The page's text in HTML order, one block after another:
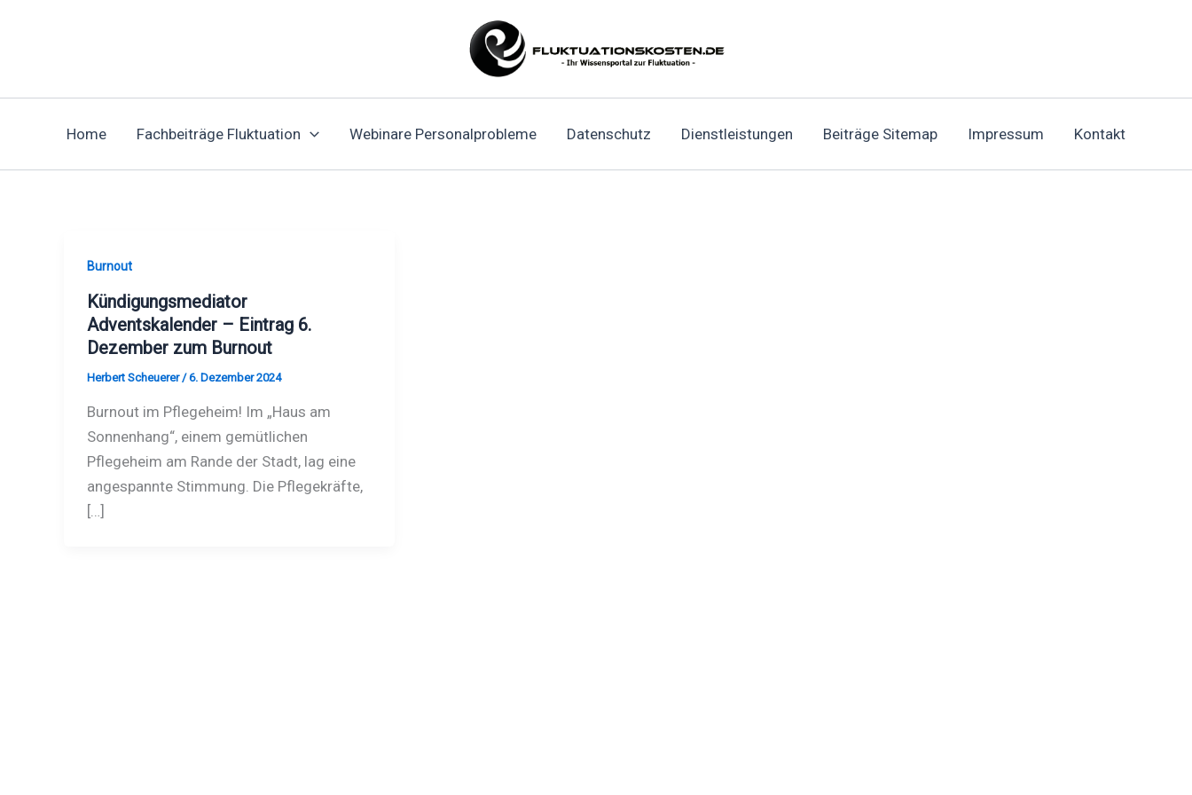
Home Fachbeiträge Fluktuation Webinare Personalprobleme Datenschutz Dienstleistungen Beiträge Sitemap Impressum Kontakt
Burnout
Kündigungsmediator
Adventskalender – Eintrag 6.
Dezember zum Burnout
Herbert Scheuerer /6. Dezember 2024
Burnout im Pflegeheim! Im „Haus am
Sonnenhang“, einem gemütlichen
Pflegeheim am Rande der Stadt, lag eine
angespannte Stimmung. Die Pflegekräfte,
[…]